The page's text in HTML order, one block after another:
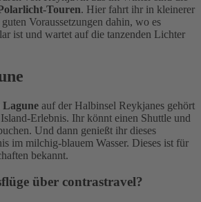
Touren. Hier fahrt ihr in kleinerer
Voraussetzungen dahin, wo es
ist und wartet auf die tanzenden Lichter
Lagune auf der Halbinsel Reykjanes gehört
Erlebnis. Ihr könnt einen Shuttle und
Und dann genießt ihr dieses
im milchig-blauem Wasser. Dieses ist für
bekannt.
über contrastravel?